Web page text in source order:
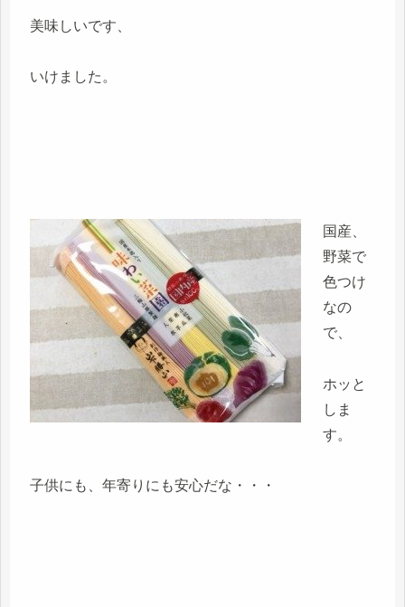
美味しいです、
いけました。
国産、
野菜で
色つけ
なの
で、
ホッと
しま
す。
子供にも、年寄りにも安心だな・・・